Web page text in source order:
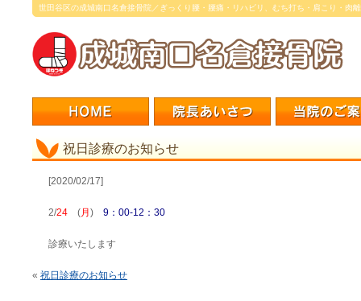
世田谷区の成城南口名倉接骨院／ぎっくり腰・腰痛・リハビリ、むち打ち・肩こり・肉
祝日診療のお知らせ
[2020/02/17]
2/24 (月 ) 9：00-12：30
診療いたします
« 祝日診療のお知らせ